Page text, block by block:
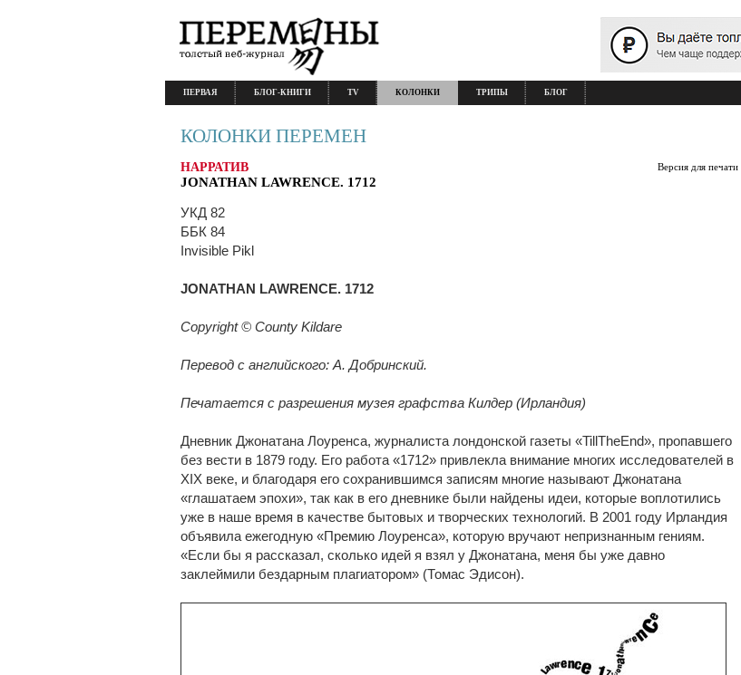
ПЕРВАЯ БЛОГ-КНИГИ TV КОЛОНКИ ТРИПЫ БЛОГ
КОЛОНКИ ПЕРЕМЕН
НАРРАТИВ Версия для печати
JONATHAN LAWRENCE. 1712
УКД 82
ББК 84
Invisible Pikl
JONATHAN LAWRENCE. 1712
Copyright © County Kildare
Перевод с английского: А. Добринский.
Печатается с разрешения музея графства Килдер (Ирландия)
Дневник Джонатана Лоуренса, журналиста лондонской газеты «TillTheEnd», пропавшего
без вести в 1879 году. Его работа «1712» привлекла внимание многих исследователей в
XIX веке, и благодаря его сохранившимся записям многие называют Джонатана
«глашатаем эпохи», так как в его дневнике были найдены идеи, которые воплотились
уже в наше время в качестве бытовых и творческих технологий. В 2001 году Ирландия
объявила ежегодную «Премию Лоуренса», которую вручают непризнанным гениям.
«Если бы я рассказал, сколько идей я взял у Джонатана, меня бы уже давно
заклеймили бездарным плагиатором» (Томас Эдисон).